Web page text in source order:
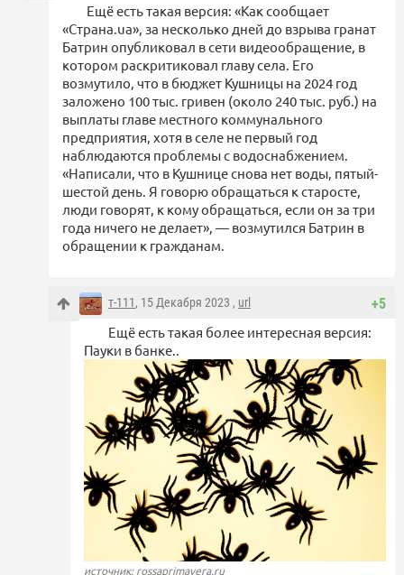
Ещё есть такая версия: «Как сообщает
«Страна.ua», за несколько дней до взрыва гранат
Батрин опубликовал в сети видеообращение, в
котором раскритиковал главу села. Его
возмутило, что в бюджет Кушницы на 2024 год
заложено 100 тыс. гривен (около 240 тыс. руб.) на
выплаты главе местного коммунального
предприятия, хотя в селе не первый год
наблюдаются проблемы с водоснабжением.
«Написали, что в Кушнице снова нет воды, пятый-
шестой день. Я говорю обращаться к старосте,
люди говорят, к кому обращаться, если он за три
года ничего не делает», — возмутился Батрин в
обращении к гражданам.
+5
т-111, 15 Декабря 2023 , url
Ещё есть такая более интересная версия:
Пауки в банке..
источник: rossaprimavera.ru